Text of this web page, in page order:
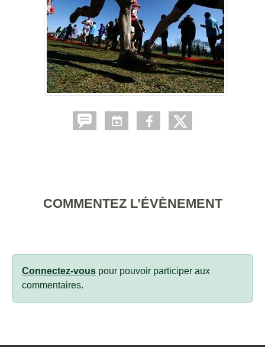
COMMENTEZ L’ÉVÈNEMENT
Connectez-vous pour pouvoir participer aux
commentaires.